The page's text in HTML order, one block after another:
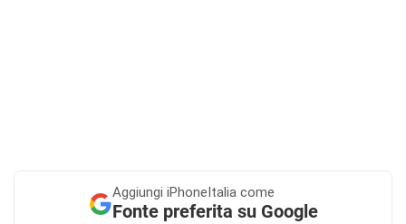
Aggiungi iPhoneItalia come
Fonte preferita su Google